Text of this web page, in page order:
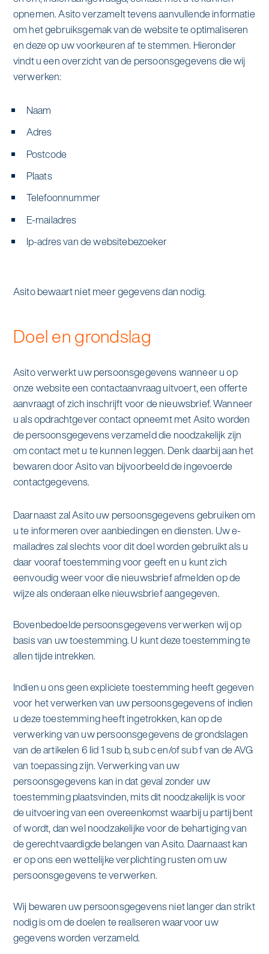
opnemen. Asito verzamelt tevens aanvullende informatie
om het gebruiksgemak van de website te optimaliseren
en deze op uw voorkeuren af te stemmen. Hieronder
vindt u een overzicht van de persoonsgegevens die wij
verwerken:
Naam
Adres
Postcode
Plaats
Telefoonnummer
E-mailadres
Ip-adres van de websitebezoeker
Asito bewaart niet meer gegevens dan nodig.
Doel en grondslag
Asito verwerkt uw persoonsgegevens wanneer u op
onze website een contactaanvraag uitvoert, een offerte
aanvraagt of zich inschrijft voor de nieuwsbrief. Wanneer
u als opdrachtgever contact opneemt met Asito worden
de persoonsgegevens verzameld die noodzakelijk zijn
om contact met u te kunnen leggen. Denk daarbij aan het
bewaren door Asito van bijvoorbeeld de ingevoerde
contactgegevens.
Daarnaast zal Asito uw persoonsgegevens gebruiken om
u te informeren over aanbiedingen en diensten. Uw e-
mailadres zal slechts voor dit doel worden gebruikt als u
daar vooraf toestemming voor geeft en u kunt zich
eenvoudig weer voor die nieuwsbrief afmelden op de
wijze als onderaan elke nieuwsbrief aangegeven.
Bovenbedoelde persoonsgegevens verwerken wij op
basis van uw toestemming. U kunt deze toestemming te
allen tijde intrekken.
Indien u ons geen expliciete toestemming heeft gegeven
voor het verwerken van uw persoonsgegevens of indien
u deze toestemming heeft ingetrokken, kan op de
verwerking van uw persoonsgegevens de grondslagen
van de artikelen 6 lid 1 sub b, sub c en/of sub f van de AVG
van toepassing zijn. Verwerking van uw
persoonsgegevens kan in dat geval zonder uw
toestemming plaatsvinden, mits dit noodzakelijk is voor
de uitvoering van een overeenkomst waarbij u partij bent
of wordt, dan wel noodzakelijke voor de behartiging van
de gerechtvaardigde belangen van Asito. Daarnaast kan
er op ons een wettelijke verplichting rusten om uw
persoonsgegevens te verwerken.
Wij bewaren uw persoonsgegevens niet langer dan strikt
nodig is om de doelen te realiseren waarvoor uw
gegevens worden verzameld.